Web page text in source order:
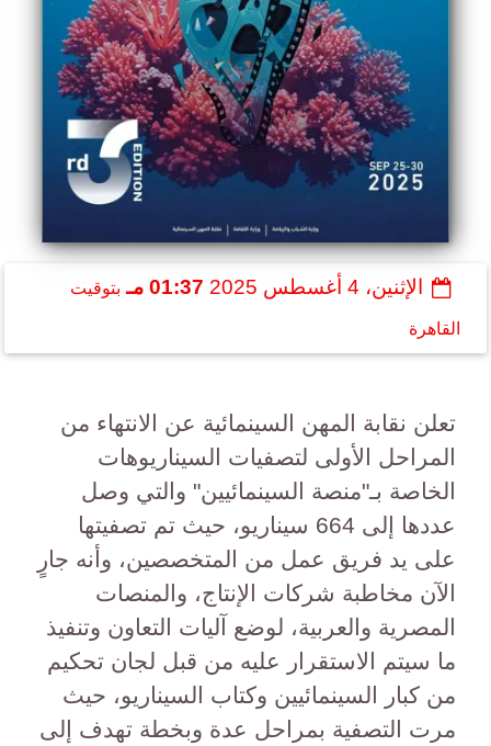
الإثنين، 4 أغسطس 2025 01:37 مـ بتوقيت
القاهرة
تعلن نقابة المهن السينمائية عن الانتهاء من
المراحل الأولى لتصفيات السيناريوهات
الخاصة بـ"منصة السينمائيين" والتي وصل
عددها إلى 664 سيناريو، حيث تم تصفيتها
على يد فريق عمل من المتخصصين، وأنه جارٍ
الآن مخاطبة شركات الإنتاج، والمنصات
المصرية والعربية، لوضع آليات التعاون وتنفيذ
ما سيتم الاستقرار عليه من قبل لجان تحكيم
من كبار السينمائيين وكتاب السيناريو، حيث
مرت التصفية بمراحل عدة وبخطة تهدف إلى